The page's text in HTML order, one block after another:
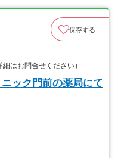
保存する
はお問合せください）
ック門前の薬局にて